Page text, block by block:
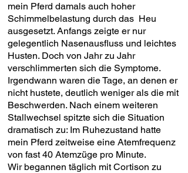
mein Pferd damals auch hoher
Schimmelbelastung durch das Heu
ausgesetzt. Anfangs zeigte er nur
gelegentlich Nasenausfluss und leichtes
Husten. Doch von Jahr zu Jahr
verschlimmerten sich die Symptome.
Irgendwann waren die Tage, an denen er
nicht hustete, deutlich weniger als die mit
Beschwerden. Nach einem weiteren
Stallwechsel spitzte sich die Situation
dramatisch zu: Im Ruhezustand hatte
mein Pferd zeitweise eine Atemfrequenz
von fast 40 Atemzüge pro Minute.
Wir begannen täglich mit Cortison zu